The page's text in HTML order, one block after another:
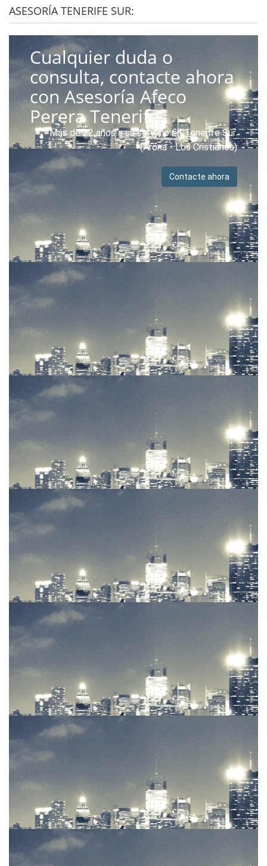
ASESORÍA TENERIFE SUR:
Cualquier duda o
consulta, contacte ahora
con Asesoría Afeco
Perera Tenerife.
Más de 22 años a su servicio en Tenerife Sur.
(Arona - Los Cristianos)
Contacte ahora